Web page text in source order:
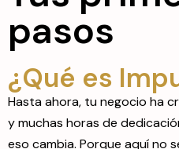
pasos
¿Qué es
Hasta ahora, tu negocio ha
y muchas horas de
eso cambia. Porque aquí no